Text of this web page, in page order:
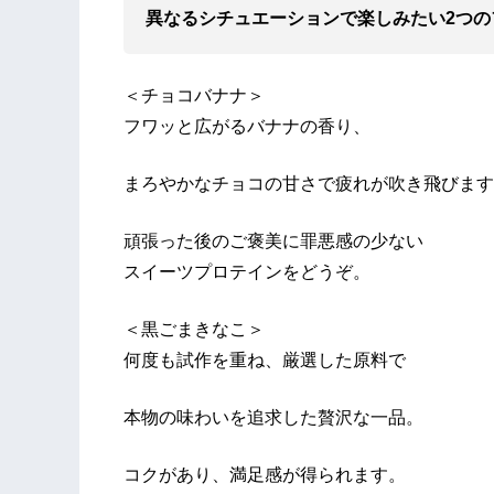
異なるシチュエーションで楽しみたい2つ
＜チョコバナナ＞
フワッと広がるバナナの香り、
まろやかなチョコの甘さで疲れが吹き飛びます
頑張った後のご褒美に罪悪感の少ない
スイーツプロテインをどうぞ。
＜黒ごまきなこ＞
何度も試作を重ね、厳選した原料で
本物の味わいを追求した贅沢な一品。
コクがあり、満足感が得られます。